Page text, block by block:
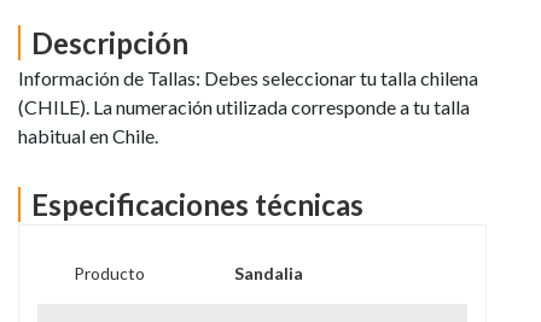
Descripción
Información de Tallas: Debes seleccionar tu talla chilena
(CHILE). La numeración utilizada corresponde a tu talla
habitual en Chile.
Especificaciones técnicas
Producto Sandalia